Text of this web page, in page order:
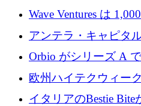
拡大するために
Wave Ventures は
者補助金で 10 周年を
アンテラ・キャピタ
アグリテクノロジー
するファンド III の初
に到達
Orbio がシリーズ A
AI 労働力管理を世界
欧州ハイテクウィー
取引と5月のハイライ
イタリアのBestie